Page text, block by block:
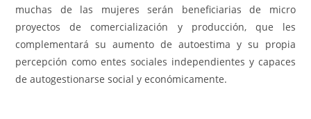
muchas de las mujeres serán beneficiarias de micro
proyectos de comercialización y producción, que les
complementará su aumento de autoestima y su propia
percepción como entes sociales independientes y capaces
de autogestionarse social y económicamente.